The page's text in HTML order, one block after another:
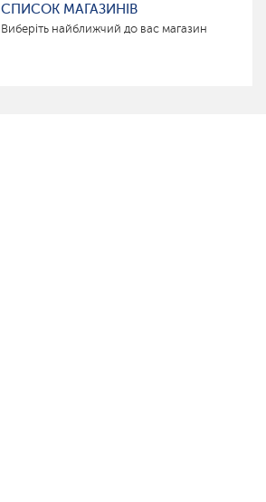
СПИСОК МАГАЗИНІВ
Виберіть найближчий до вас магазин